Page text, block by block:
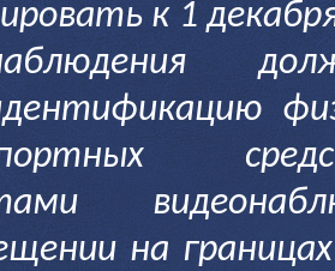
к 1
на